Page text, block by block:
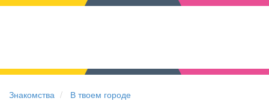
Знакомства В твоем городе